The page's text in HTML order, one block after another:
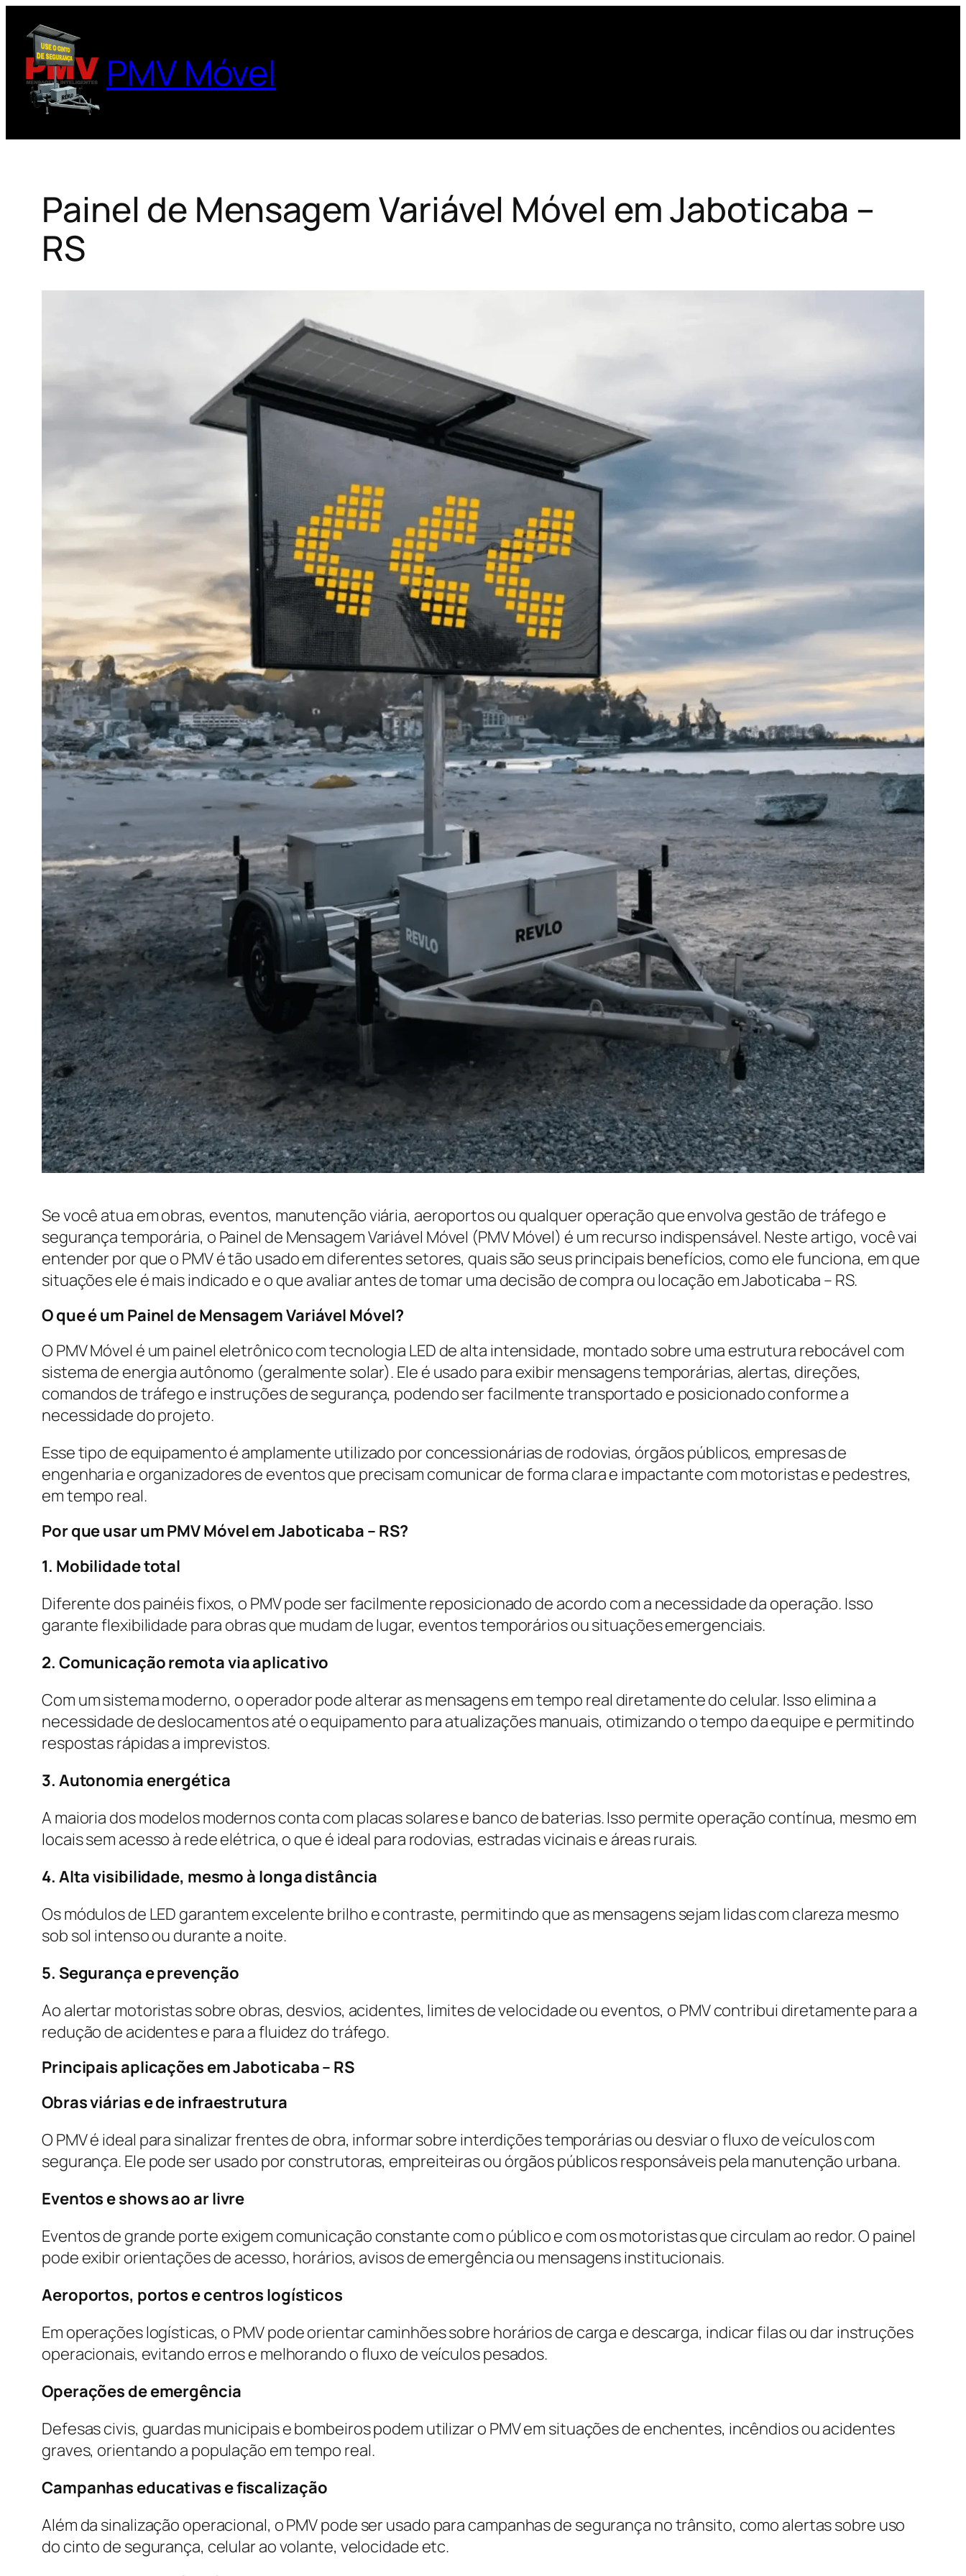
para
conteúdo
PMV Móvel
Painel de Mensagem Variável Móvel em Jaboticaba –
RS
Se você atua em obras, eventos, manutenção viária, aeroportos ou qualquer operação que envolva gestão de tráfego e
segurança temporária, o Painel de Mensagem Variável Móvel (PMV Móvel) é um recurso indispensável. Neste artigo, você vai
entender por que o PMV é tão usado em diferentes setores, quais são seus principais benefícios, como ele funciona, em que
situações ele é mais indicado e o que avaliar antes de tomar uma decisão de compra ou locação em Jaboticaba – RS.
O que é um Painel de Mensagem Variável Móvel?
O PMV Móvel é um painel eletrônico com tecnologia LED de alta intensidade, montado sobre uma estrutura rebocável com
sistema de energia autônomo (geralmente solar). Ele é usado para exibir mensagens temporárias, alertas, direções,
comandos de tráfego e instruções de segurança, podendo ser facilmente transportado e posicionado conforme a
necessidade do projeto.
Esse tipo de equipamento é amplamente utilizado por concessionárias de rodovias, órgãos públicos, empresas de
engenharia e organizadores de eventos que precisam comunicar de forma clara e impactante com motoristas e pedestres,
em tempo real.
Por que usar um PMV Móvel em Jaboticaba – RS?
1. Mobilidade total
Diferente dos painéis fixos, o PMV pode ser facilmente reposicionado de acordo com a necessidade da operação. Isso
garante flexibilidade para obras que mudam de lugar, eventos temporários ou situações emergenciais.
2. Comunicação remota via aplicativo
Com um sistema moderno, o operador pode alterar as mensagens em tempo real diretamente do celular. Isso elimina a
necessidade de deslocamentos até o equipamento para atualizações manuais, otimizando o tempo da equipe e permitindo
respostas rápidas a imprevistos.
3. Autonomia energética
A maioria dos modelos modernos conta com placas solares e banco de baterias. Isso permite operação contínua, mesmo em
locais sem acesso à rede elétrica, o que é ideal para rodovias, estradas vicinais e áreas rurais.
4. Alta visibilidade, mesmo à longa distância
Os módulos de LED garantem excelente brilho e contraste, permitindo que as mensagens sejam lidas com clareza mesmo
sob sol intenso ou durante a noite.
5. Segurança e prevenção
Ao alertar motoristas sobre obras, desvios, acidentes, limites de velocidade ou eventos, o PMV contribui diretamente para a
redução de acidentes e para a fluidez do tráfego.
Principais aplicações em Jaboticaba – RS
Obras viárias e de infraestrutura
O PMV é ideal para sinalizar frentes de obra, informar sobre interdições temporárias ou desviar o fluxo de veículos com
segurança. Ele pode ser usado por construtoras, empreiteiras ou órgãos públicos responsáveis pela manutenção urbana.
Eventos e shows ao ar livre
Eventos de grande porte exigem comunicação constante com o público e com os motoristas que circulam ao redor. O painel
pode exibir orientações de acesso, horários, avisos de emergência ou mensagens institucionais.
Aeroportos, portos e centros logísticos
Em operações logísticas, o PMV pode orientar caminhões sobre horários de carga e descarga, indicar filas ou dar instruções
operacionais, evitando erros e melhorando o fluxo de veículos pesados.
Operações de emergência
Defesas civis, guardas municipais e bombeiros podem utilizar o PMV em situações de enchentes, incêndios ou acidentes
graves, orientando a população em tempo real.
Campanhas educativas e fiscalização
Além da sinalização operacional, o PMV pode ser usado para campanhas de segurança no trânsito, como alertas sobre uso
do cinto de segurança, celular ao volante, velocidade etc.